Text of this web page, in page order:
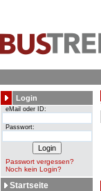
Login
eMail oder ID:
Passwort:
Passwort vergessen?
Noch kein Login?
Startseite